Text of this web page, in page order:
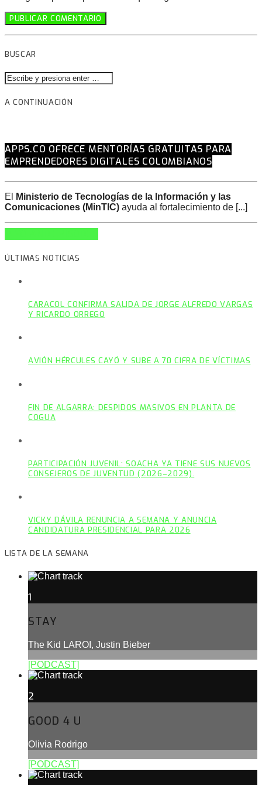
BUSCAR
A CONTINUACIÓN
APPS.CO OFRECE MENTORÍAS GRATUITAS PARA
EMPRENDEDORES DIGITALES COLOMBIANOS
El
Ministerio de Tecnologías de la Información y las
Comunicaciones (MinTIC) ayuda al fortalecimiento de [...]
ÚLTIMAS NOTICIAS
CARACOL CONFIRMA SALIDA DE JORGE ALFREDO VARGAS
Y RICARDO ORREGO
AVIÓN HÉRCULES CAYÓ Y SUBE A 70 CIFRA DE VÍCTIMAS
FIN DE ALGARRA: DESPIDOS MASIVOS EN PLANTA DE
COGUA
PARTICIPACIÓN JUVENIL: SOACHA YA TIENE SUS NUEVOS
CONSEJEROS DE JUVENTUD (2026–2029).
VICKY DÁVILA RENUNCIA A SEMANA Y ANUNCIA
CANDIDATURA PRESIDENCIAL PARA 2026
LISTA DE LA SEMANA
1
STAY
The Kid LAROI, Justin Bieber
[PODCAST]
2
GOOD 4 U
Olivia Rodrigo
[PODCAST]